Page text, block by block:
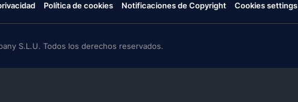
Política de cookies Notificaciones de Copyright Cookies settings
S.L.U. Todos los derechos reservados.